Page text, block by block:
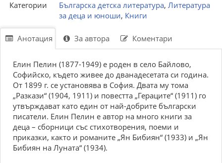
Категории
Българска детска литература, Литература
за деца и юноши, Книги
Анотация За автора Коментари
Елин Пелин (1877-1949) е роден в село Байлово,
Софийско, където живее до дванадесетата си година.
От 1899 г. се установява в София. Двата му тома
„Разкази“ (1904, 1911) и повестта „Гераците“ (1911) го
утвърждават като един от най-добрите български
писатели. Елин Пелин е автор на много книги за
деца – сборници със стихотворения, поеми и
приказки, както и романите „Ян Бибиян“ (1933) и „Ян
Бибиян на Луната“ (1934).